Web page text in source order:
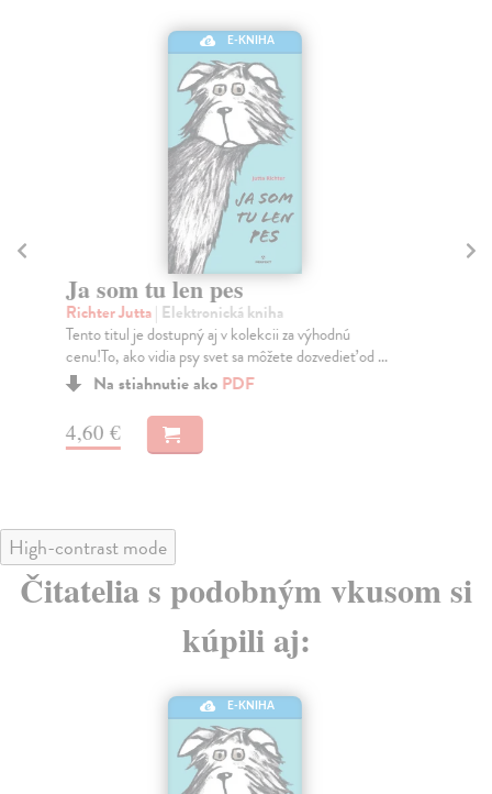
E-KNIHA
Ja som tu len pes
Richter Jutta| Elektronická kniha
Tento titul je dostupný aj v kolekcii za výhodnú
cenu!To, ako vidia psy svet sa môžete dozvedieť od ...
Na stiahnutie ako PDF
4,60 €
High-contrast mode
Čitatelia s podobným vkusom si
kúpili aj:
E-KNIHA